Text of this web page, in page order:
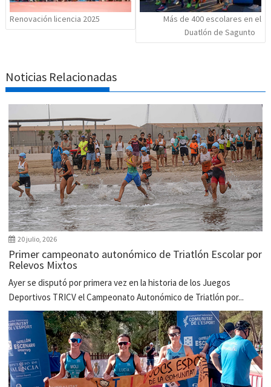
Renovación licencia 2025
Más de 400 escolares en el
Duatlón de Sagunto
Noticias Relacionadas
20 julio, 2026
Primer campeonato autonómico de Triatlón Escolar por
Relevos Mixtos
Ayer se disputó por primera vez en la historia de los Juegos
Deportivos TRICV el Campeonato Autonómico de Triatlón por...